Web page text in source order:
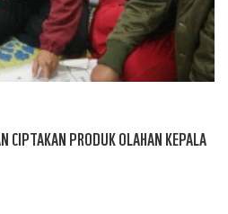
CIPTAKAN PRODUK OLAHAN KEPALA